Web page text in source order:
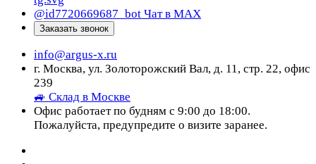
@id7720669687_bot Чат в МАХ
Заказать звонок
info@argus-x.ru
г. Москва, ул. Золоторожский Вал, д. 11, стр. 22, офис
239
🚙 Склад в Москве
Офис работает по будням с 9:00 до 18:00.
Пожалуйста, предупредите о визите заранее.